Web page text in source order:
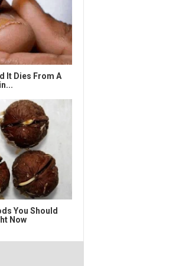
It Dies From A
You Should
Now